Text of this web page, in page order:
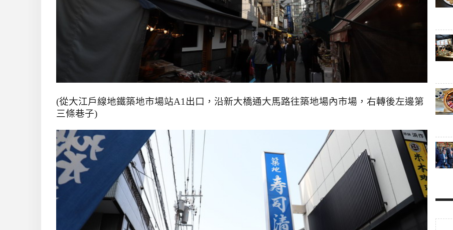
(從大江戶線地鐵築地市場站A1出口，沿新大橋通大馬路往築地場內市場，右轉後左邊第
三條巷子)